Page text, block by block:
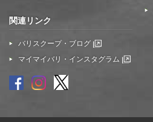
関連リンク
バリスクープ・ブログ
マイマイバリ・インスタグラム